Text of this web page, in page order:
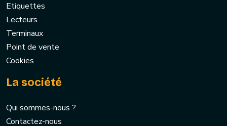
Etiquettes
Lecteurs
Terminaux
Point de vente
Cookies
La société
Qui sommes-nous ?
Contactez-nous